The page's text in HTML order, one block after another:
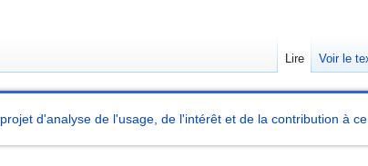
projet d'analyse de l'usage, de l'intérêt et de la contribution à
Lire Voir le